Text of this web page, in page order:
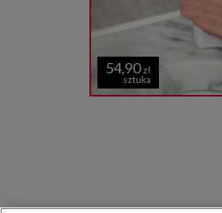
54,90zł
sztuka